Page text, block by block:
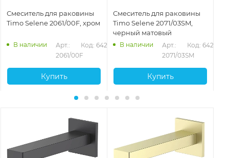
Смеситель для раковины
Timo Selene 2061/00F, хром
В наличии
Арт.:
2061/00F
Код: 64273
Купить
Смеситель для раковины
Timo Selene 2071/03SM,
черный матовый
В наличии
Арт.:
2071/03SM
Код: 64277
Купить